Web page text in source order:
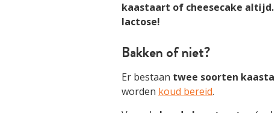
kaastaart of cheesecake
lactose!
Bakken of niet?
Er bestaan twee soorten
worden koud bereid.